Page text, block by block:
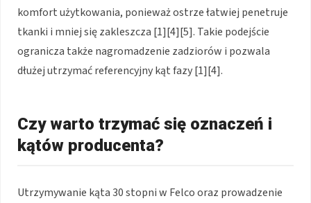
komfort użytkowania, ponieważ ostrze łatwiej penetruje
tkanki i mniej się zakleszcza [1][4][5]. Takie podejście
ogranicza także nagromadzenie zadziorów i pozwala
dłużej utrzymać referencyjny kąt fazy [1][4].
Czy warto trzymać się oznaczeń i
kątów producenta?
Utrzymywanie kąta 30 stopni w Felco oraz prowadzenie